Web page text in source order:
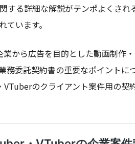
する詳細な解説がテンポよくさ
ています。
から広告を目的とした動画制作
務委託契約書の重要なポイント
のクライアント案件用の契